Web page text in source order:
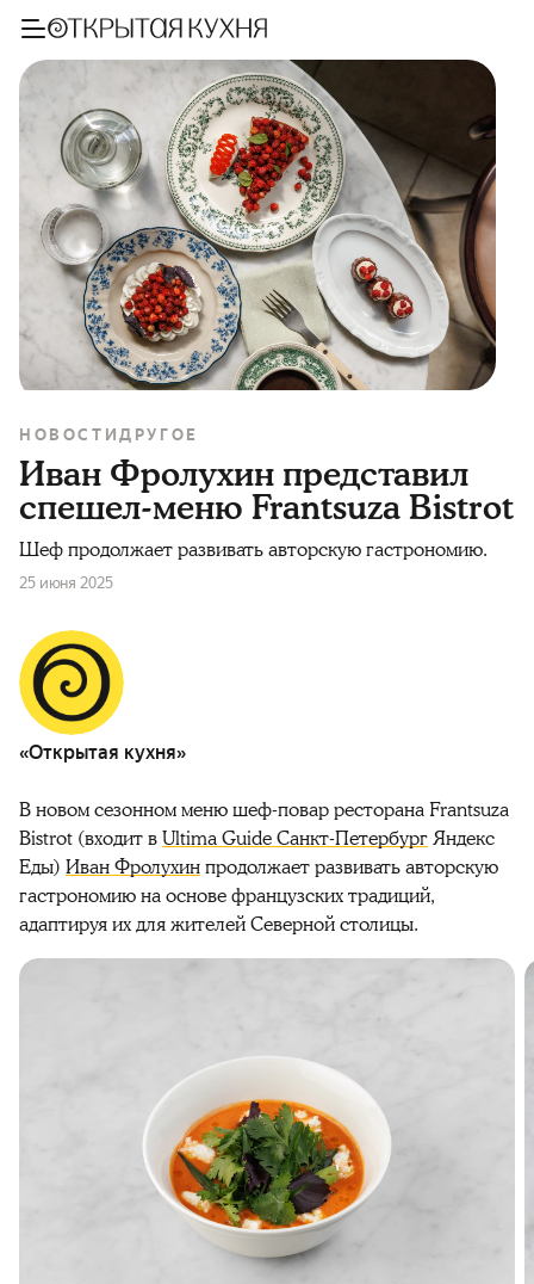
НОВОСТИДРУГОЕ
Иван Фролухин представил
спешел-меню Frantsuza Bistrot
Шеф продолжает развивать авторскую гастрономию.
25 июня 2025
«Открытая кухня»
В новом сезонном меню шеф-повар ресторана Frantsuza
Bistrot (входит вUltima Guide Санкт-ПетербургЯндекс
Еды) Иван Фролухинпродолжает развивать авторскую
гастрономию на основе французских традиций,
адаптируя их для жителей Северной столицы.